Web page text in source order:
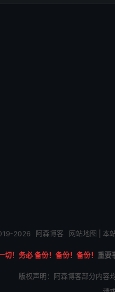
2026 阿森博客 网站地图 | 本
切！务必 备份！备份！备份！ 重要
版权声明：阿森博客部分内容